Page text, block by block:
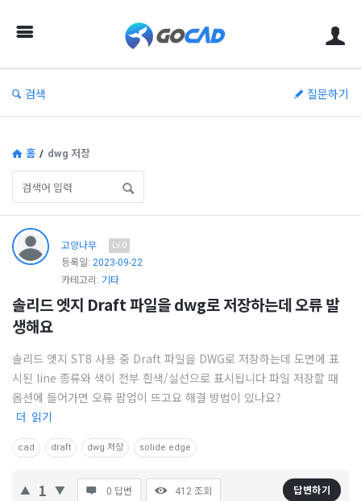
캐
정
보
중
검색 질문하기
홈 / dwg 저장
고
캐
–
캐
드
(CAD)
정
보
의
중
고양나무 Lv.0
등록일: 2023-09-22
카테고리: 기타
솔리드 엣지 Draft 파일을 dwg로 저장하는데 오류 발
생해요
솔리드 엣지 ST8 사용 중 Draft 파일을 DWG로 저장하는데 도면에 표
시된 line 종류와 색이 전부 흰색/실선으로 표시됩니다 파일 저장할 때
옵션에 들어가면 오류 팝업이 뜨고요 해결 방법이 있나요?
더 읽기
cad draft dwg 저장 solide edge
1 0 답변 412 조회 답변하기